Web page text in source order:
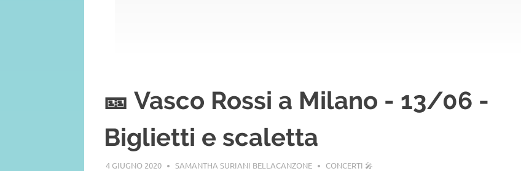
🎫 Vasco Rossi a Milano - 13/06 -
Biglietti e scaletta
4 GIUGNO 2020 SAMANTHA SURIANI BELLACANZONE CONCERTI 🎤